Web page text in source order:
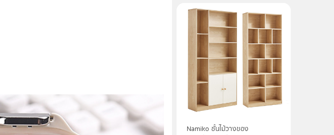
Namiko ชั้นไม้วางของ